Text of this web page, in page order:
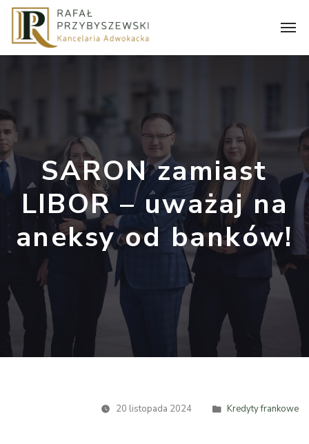
SARON zamiast
LIBOR – uważaj na
aneksy od banków!
20 listopada 2024 Kredyty frankowe